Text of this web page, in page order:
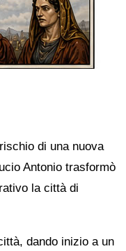
di una nuova
Antonio trasformò
la città di
dando inizio a un